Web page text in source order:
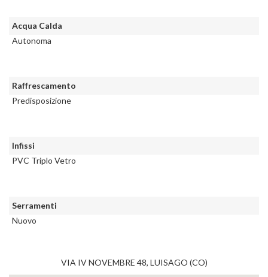
Acqua Calda
Autonoma
Raffrescamento
Predisposizione
Infissi
PVC Triplo Vetro
Serramenti
Nuovo
VIA IV NOVEMBRE 48, LUISAGO (CO)